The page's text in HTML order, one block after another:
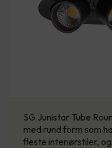
SG Junistar Tube
med rund form som
fleste interiørstiler,